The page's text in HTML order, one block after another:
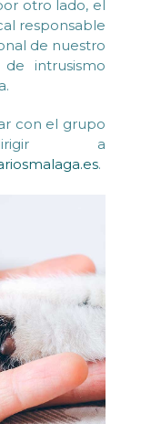
otro lado, el
responsable
de nuestro
intrusismo
con el grupo
a
.